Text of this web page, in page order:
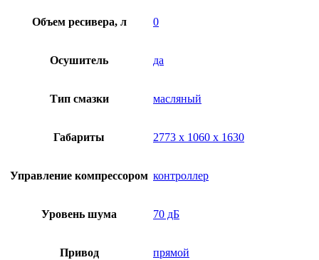
Объем ресивера, л 0
Осушитель да
Тип смазки масляный
Габариты 2773 х 1060 х 1630
Управление компрессором контроллер
Уровень шума 70 дБ
Привод прямой